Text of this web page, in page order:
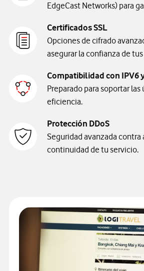
EdgeCast Networks) para
Certificados SSL
Opciones de cifrado
asegurar la confianza de
Compatibilidad con IPV6
Preparado para soportar
eficiencia.
Protección DDoS
Seguridad avanzada
continuidad de tu servicio.